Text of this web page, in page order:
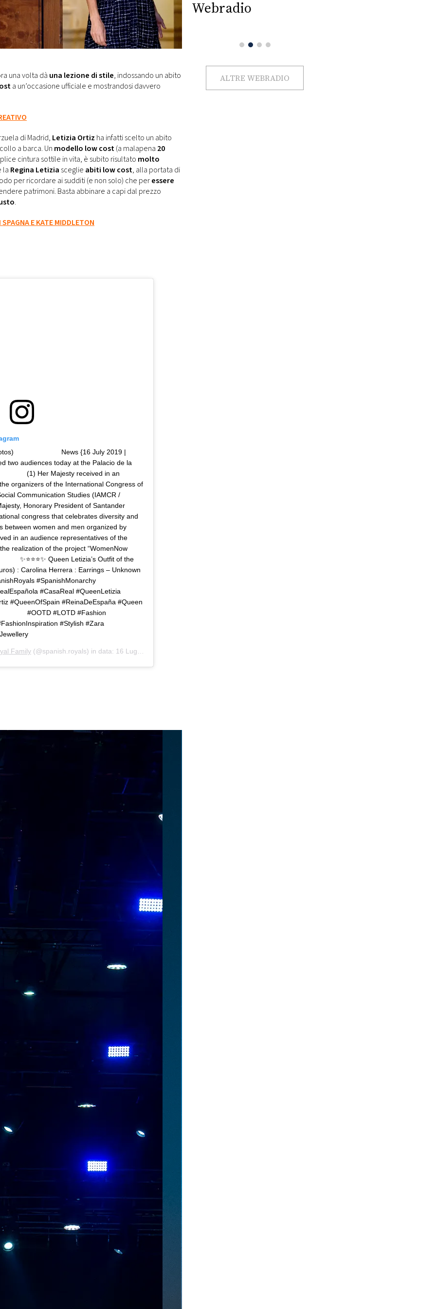
una volta dà una lezione di stile, indossando un abito
a un’occasione ufficiale e mostrandosi davvero
di Madrid, Letizia Ortiz ha infatti scelto un abito
a barca. Un modello low cost(a malapena 20
cintura sottile in vita, è subito risultato molto
la Regina Letizia sceglie abiti low cost, alla portata di
per ricordare ai sudditi (e non solo) che peressere
patrimoni. Basta abbinare a capi dal prezzo
.
E KATE MIDDLETON
⠀⠀⠀⠀⠀⠀⠀⠀⠀ News {16 July 2019 |
two audiences today at the Palacio de la
(1) Her Majesty received in an
organizers of the International Congress of
Communication Studies (IAMCR /
Honorary President of Santander
congress that celebrates diversity and
between women and men organized by
in an audience representatives of the
realization of the project “WomenNow
✨⭐️⭐️⭐️✨ Queen Letizia’s Outfit of the
: Carolina Herrera : Earrings – Unknown
#SpanishMonarchy
#CasaReal #QueenLetizia
#QueenOfSpain #ReinaDeEspaña #Queen
#OOTD #LOTD #Fashion
#Stylish #Zara
Family (@spanish.royals) in data: 16 Lug 2019 alle ore 8:11 PDT
Webradio
ALTRE WEBRADIO